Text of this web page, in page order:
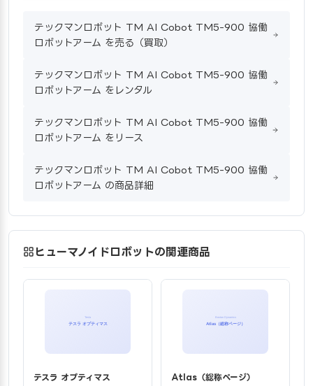
テックマンロボット TM AI Cobot TM5-900 協働
ロボットアーム を売る（買取）
テックマンロボット TM AI Cobot TM5-900 協働
ロボットアーム をレンタル
テックマンロボット TM AI Cobot TM5-900 協働
ロボットアーム をリース
テックマンロボット TM AI Cobot TM5-900 協働
ロボットアーム の商品詳細
ヒューマノイドロボットの関連商品
テスラ オプティマス Atlas（総称ページ）